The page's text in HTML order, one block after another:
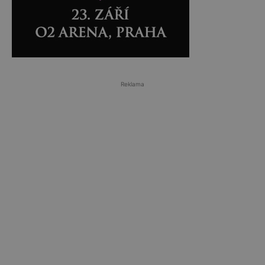
Reklama